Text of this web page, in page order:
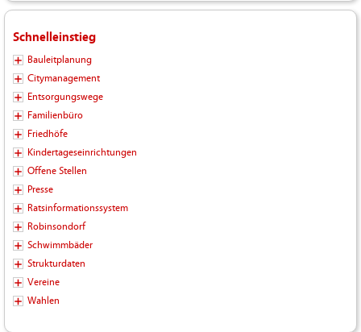
Schnelleinstieg
Bauleitplanung
Citymanagement
Entsorgungswege
Familienbüro
Friedhöfe
Kindertageseinrichtungen
Offene Stellen
Presse
Ratsinformationssystem
Robinsondorf
Schwimmbäder
Strukturdaten
Vereine
Wahlen